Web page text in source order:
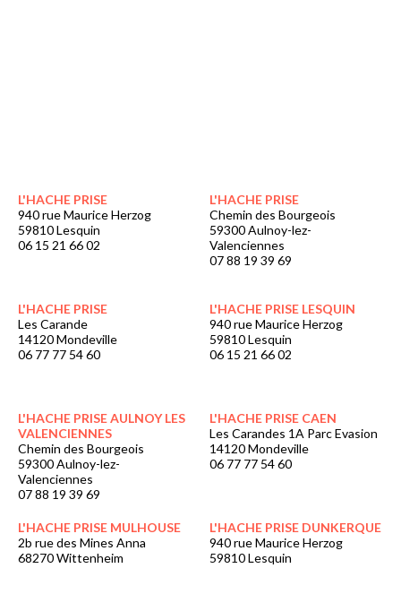
L'HACHE PRISE
940 rue Maurice Herzog
59810 Lesquin
06 15 21 66 02
L'HACHE PRISE
Chemin des Bourgeois
59300 Aulnoy-lez-
Valenciennes
07 88 19 39 69
L'HACHE PRISE
Les Carande
14120 Mondeville
06 77 77 54 60
L'HACHE PRISE LESQUIN
940 rue Maurice Herzog
59810 Lesquin
06 15 21 66 02
L'HACHE PRISE AULNOY LES
VALENCIENNES
Chemin des Bourgeois
59300 Aulnoy-lez-
Valenciennes
07 88 19 39 69
L'HACHE PRISE CAEN
Les Carandes 1A Parc Evasion
14120 Mondeville
06 77 77 54 60
L'HACHE PRISE MULHOUSE
2b rue des Mines Anna
68270 Wittenheim
L'HACHE PRISE DUNKERQUE
940 rue Maurice Herzog
59810 Lesquin